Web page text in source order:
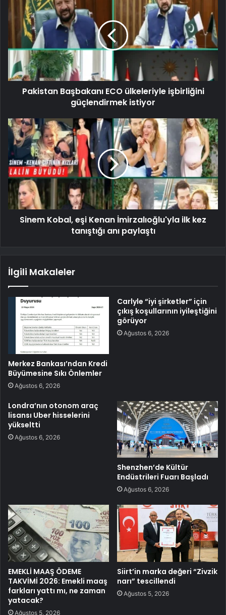
Pakistan Başbakanı ECO ülkeleriyle işbirliğini
güçlendirmek istiyor
Sinem Kobal, eşi Kenan İmirzalıoğlu'yla ilk kez
tanıştığı anı paylaştı
İlgili Makaleler
Merkez Bankası’ndan Kredi
Büyümesine Sıkı Önlemler
Ağustos 6, 2026
Carlyle “iyi şirketler” için
çıkış koşullarının iyileştiğini
görüyor
Ağustos 6, 2026
Londra’nın otonom araç
lisansı Uber hisselerini
yükseltti
Ağustos 6, 2026
Shenzhen’de Kültür
Endüstrileri Fuarı Başladı
Ağustos 6, 2026
EMEKLİ MAAŞ ÖDEME
TAKVİMİ 2026: Emekli maaş
farkları yattı mı, ne zaman
yatacak?
Ağustos 5, 2026
Siirt’in marka değeri “Zivzik
narı” tescillendi
Ağustos 5, 2026